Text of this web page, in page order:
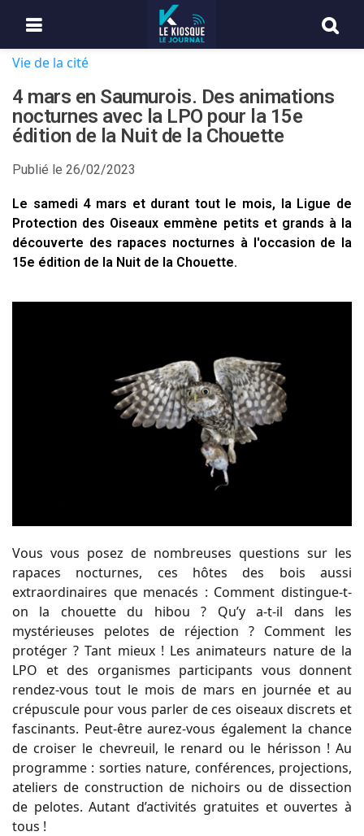
Vie de la cité
4 mars en Saumurois. Des animations
nocturnes avec la LPO pour la 15e
édition de la Nuit de la Chouette
Publié le 26/02/2023
Le samedi 4 mars et durant tout le mois, la Ligue de
Protection des Oiseaux emmène petits et grands à la
découverte des rapaces nocturnes à l'occasion de la
15e édition de la Nuit de la Chouette.
Vous vous posez de nombreuses questions sur les
rapaces nocturnes, ces hôtes des bois aussi
extraordinaires que menacés : Comment distingue-t-
on la chouette du hibou ? Qu’y a-t-il dans les
mystérieuses pelotes de réjection ? Comment les
protéger ? Tant mieux ! Les animateurs nature de la
LPO et des organismes participants vous donnent
rendez-vous tout le mois de mars en journée et au
crépuscule pour vous parler de ces oiseaux discrets et
fascinants. Peut-être aurez-vous également la chance
de croiser le chevreuil, le renard ou le hérisson ! Au
programme : sorties nature, conférences, projections,
ateliers de construction de nichoirs ou de dissection
de pelotes. Autant d’activités gratuites et ouvertes à
tous !